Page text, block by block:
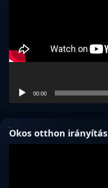
00:00
Okos otthon irányítás